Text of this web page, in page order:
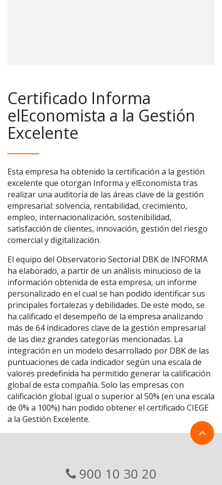
Certificado Informa
elEconomista a la Gestión
Excelente
Esta empresa ha obtenido la certificación a la gestión
excelente que otorgan Informa y elEconomista tras
realizar una auditoría de las áreas clave de la gestión
empresarial: solvencia, rentabilidad, crecimiento,
empleo, internacionalización, sostenibilidad,
satisfacción de clientes, innovación, gestión del riesgo
comercial y digitalización.
El equipo del Observatorio Sectorial DBK de INFORMA
ha elaborado, a partir de un análisis minucioso de la
información obtenida de esta empresa, un informe
personalizado en el cual se han podido identificar sus
principales fortalezas y debilidades. De este modo, se
ha calificado el desempeño de la empresa analizando
más de 64 indicadores clave de la gestión empresarial
de las diez grandes categorías mencionadas. La
integración en un modelo desarrollado por DBK de las
puntuaciones de cada indicador según una escala de
valores predefinida ha permitido generar la calificación
global de esta compañía. Solo las empresas con
calificación global igual o superior al 50% (en una escala
de 0% a 100%) han podido obtener el certificado CIEGE
a la Gestión Excelente.
900 10 30 20